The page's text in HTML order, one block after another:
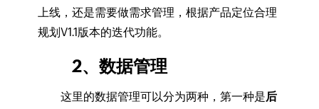
上线，还是需要做需求管理，根据产品定位合理
规划V1.1版本的迭代功能。
2、数据管理
这里的数据管理可以分为两种，第一种是后